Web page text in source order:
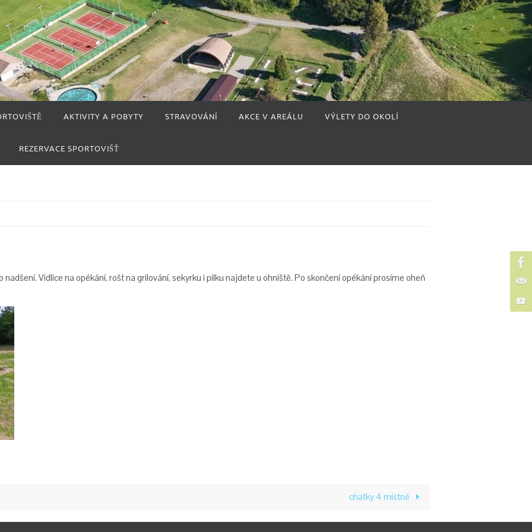
AKTIVITY A POBYTY STRAVOVÁNÍ AKCE V AREÁLU VÝLETY DO OKOLÍ
REZERVACE SPORTOVIŠŤ
Vidlice na opékání, rošt na grilování, sekyrku i pilku najdete u ohniště. Po skončení opékání prosíme oheň
chatky 4 místné